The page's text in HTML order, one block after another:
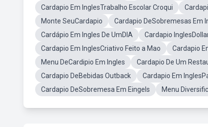
Cardapio Em InglesTrabalho Escolar Croqui
Monte SeuCardapio
Cardapio DeSobremesas Em
Cardápio Em Ingles De UmDIA
Cardapio
Cardapio Em InglesCriativo Feito a Mao
Cardapio
Menu DeCardipio Em Ingles
Cardapio De Um
Cardapio DeBebidas Outback
Cardapio Em
Cardapio DeSobremesa Em Eingels
Menu